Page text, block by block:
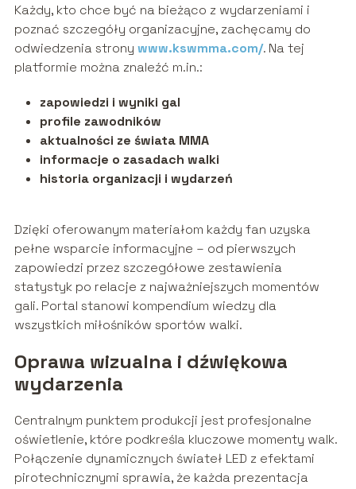
Każdy, kto chce być na bieżąco z wydarzeniami i
poznać szczegóły organizacyjne, zachęcamy do
odwiedzenia strony www.kswmma.com/. Na tej
platformie można znaleźć m.in.:
zapowiedzi i wyniki gal
profile zawodników
aktualności ze świata MMA
informacje o zasadach walki
historia organizacji i wydarzeń
Dzięki oferowanym materiałom każdy fan uzyska
pełne wsparcie informacyjne – od pierwszych
zapowiedzi przez szczegółowe zestawienia
statystyk po relacje z najważniejszych momentów
gali. Portal stanowi kompendium wiedzy dla
wszystkich miłośników sportów walki.
Oprawa wizualna i dźwiękowa
wydarzenia
Centralnym punktem produkcji jest profesjonalne
oświetlenie, które podkreśla kluczowe momenty walk.
Połączenie dynamicznych świateł LED z efektami
pirotechnicznymi sprawia, że każda prezentacja